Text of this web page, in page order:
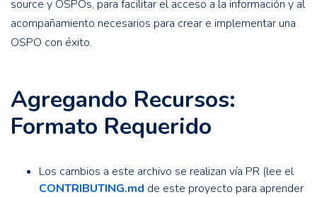
source y OSPOs, para facilitar el acceso a la información y al
acompañamiento necesarios para crear e implementar una
OSPO con éxito.
Agregando Recursos:
Formato Requerido
Los cambios a este archivo se realizan vía PR (lee el
CONTRIBUTING.md de este proyecto para aprender